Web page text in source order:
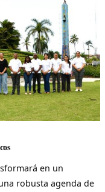
en un
robusta agenda de